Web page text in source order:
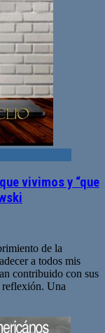
vivimos y “que
de la
a todos mis
contribuido con sus
reflexión. Una